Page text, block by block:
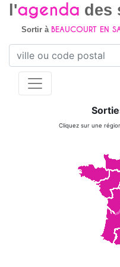
l'agenda des
Sortir à BEAUCOURT EN
Cliquez sur une